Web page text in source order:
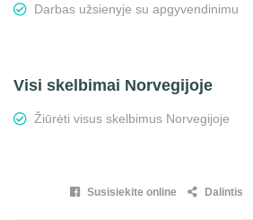
Darbas užsienyje su apgyvendinimu
Visi skelbimai Norvegijoje
Žiūrėti visus skelbimus Norvegijoje
Susisiekite online Dalintis